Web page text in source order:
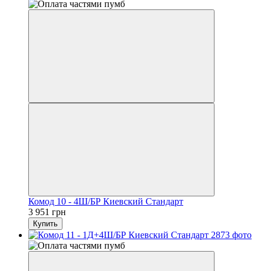
Комод 10 - 4Ш/БР Киевский Стандарт
3 951 грн
Купить